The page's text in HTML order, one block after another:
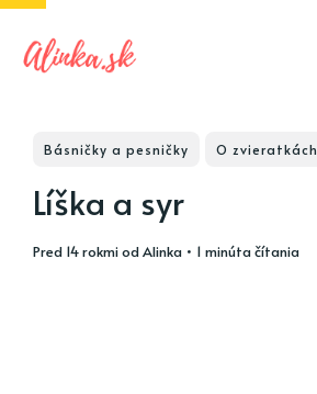
Básničky a pesničky O zvieratkách
Líška a syr
pred 14 rokmiodAlinka • 1 minúta čítania